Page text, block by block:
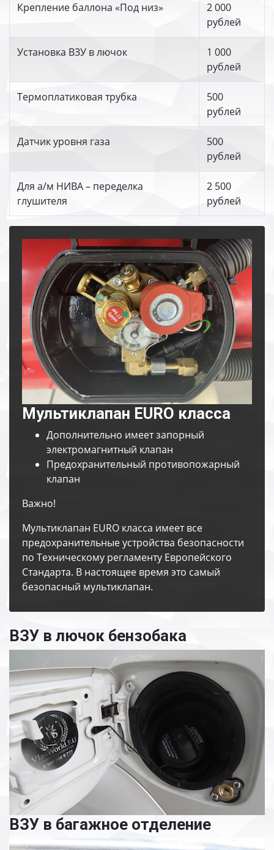
Крепление баллона «Под низ»
2 000
рублей
Установка ВЗУ в лючок
1 000
рублей
Термоплатиковая трубка
500
рублей
Датчик уровня газа
500
рублей
Для а/м НИВА – переделка
глушителя
2 500
рублей
Мультиклапан EURO класса
Дополнительно имеет запорный
электромагнитный клапан
Предохранительный противопожарный
клапан
Важно!
Мультиклапан EURO класса имеет все
предохранительные устройства безопасности
по Техническому регламенту Европейского
Стандарта. В настоящее время это самый
безопасный мультиклапан.
ВЗУ в лючок бензобака
ВЗУ в багажное отделение